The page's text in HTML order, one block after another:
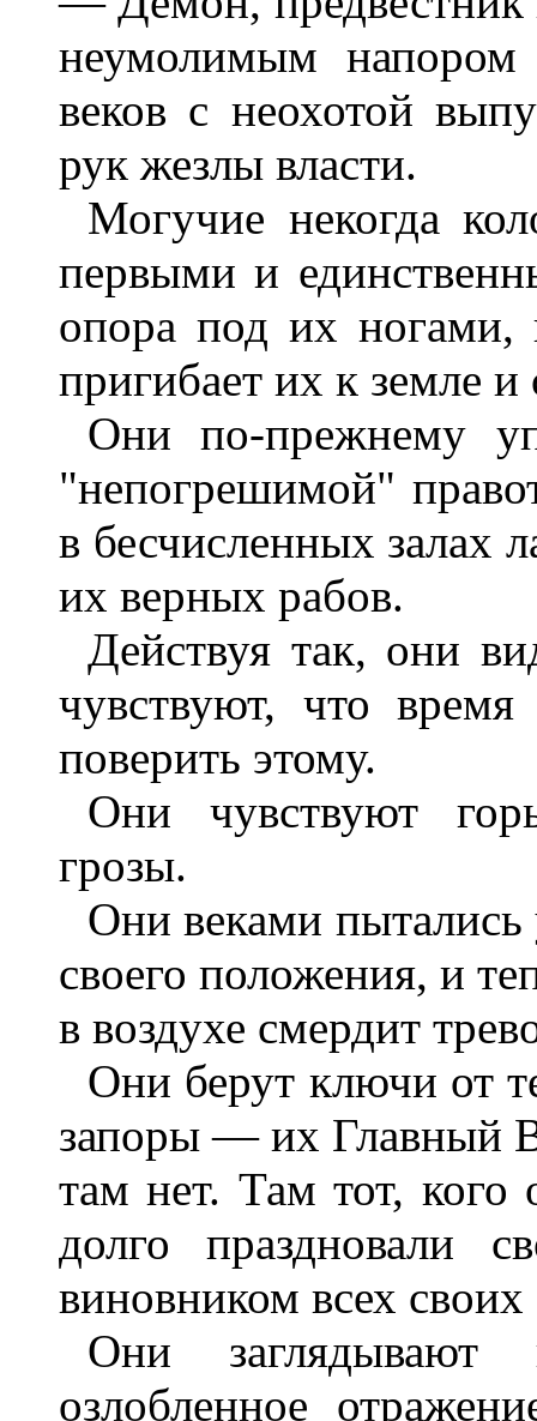
неумолимым
веков с неохотой
рук жезлы власти.
Могучие некогда
первыми и
опора под их ногами,
пригибает их к земле и
Они по-прежнему
"непогрешимой"
в бесчисленных залах
их верных рабов.
Действуя так, они
чувствуют, что
поверить этому.
Они чувствуют
грозы.
Они веками пытались
своего положения, и
в воздухе смердит
Они берут ключи от
запоры — их Главный
там нет. Там тот, кого
долго праздновали
виновником всех своих
Они
озлобленное